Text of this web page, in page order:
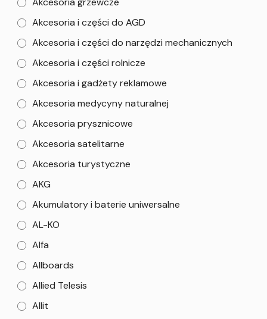
Akcesoria i części do AGD
Akcesoria i części do narzędzi mechanicznych
Akcesoria i części rolnicze
Akcesoria i gadżety reklamowe
Akcesoria medycyny naturalnej
Akcesoria prysznicowe
Akcesoria satelitarne
Akcesoria turystyczne
AKG
Akumulatory i baterie uniwersalne
AL-KO
Alfa
Allboards
Allied Telesis
Allit